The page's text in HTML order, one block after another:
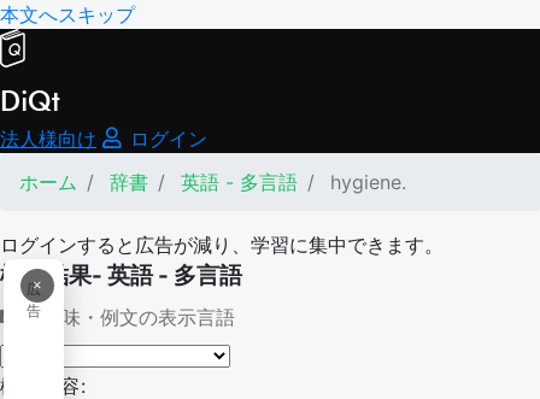
本文へスキップ
DiQt
法人様向け
ログイン
ホーム
辞書 英語 - 多言語 hygiene.
ログインすると広告が減り、学習に集中できます。
×
広
告
検索結果- 英語 - 多言語
意味・例文の表示言語
検索内容: